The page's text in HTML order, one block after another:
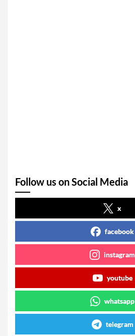
Follow us on Social Media
x
facebook
instagram
youtube
whatsapp
telegram